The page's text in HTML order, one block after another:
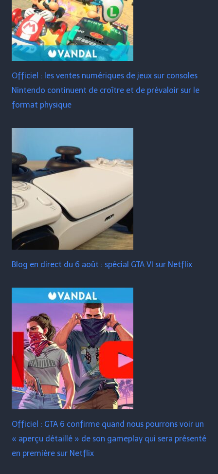
Officiel : les ventes numériques de jeux sur consoles
Nintendo continuent de croître et de prévaloir sur le
format physique
Blog en direct du 6 août : spécial GTA VI sur Netflix
Officiel : GTA 6 confirme quand nous pourrons voir un
« aperçu détaillé » de son gameplay qui sera présenté
en première sur Netflix